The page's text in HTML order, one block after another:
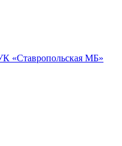
«Ставропольская МБ»